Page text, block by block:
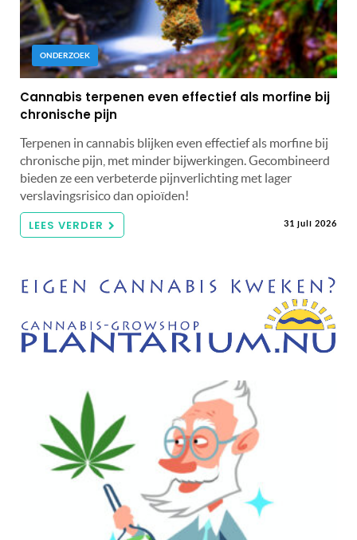
ONDERZOEK
Cannabis terpenen even effectief als morfine bij
chronische pijn
Terpenen in cannabis blijken even effectief als morfine bij
chronische pijn, met minder bijwerkingen. Gecombineerd
bieden ze een verbeterde pijnverlichting met lager
verslavingsrisico dan opioïden!
LEES VERDER 31 juli 2026